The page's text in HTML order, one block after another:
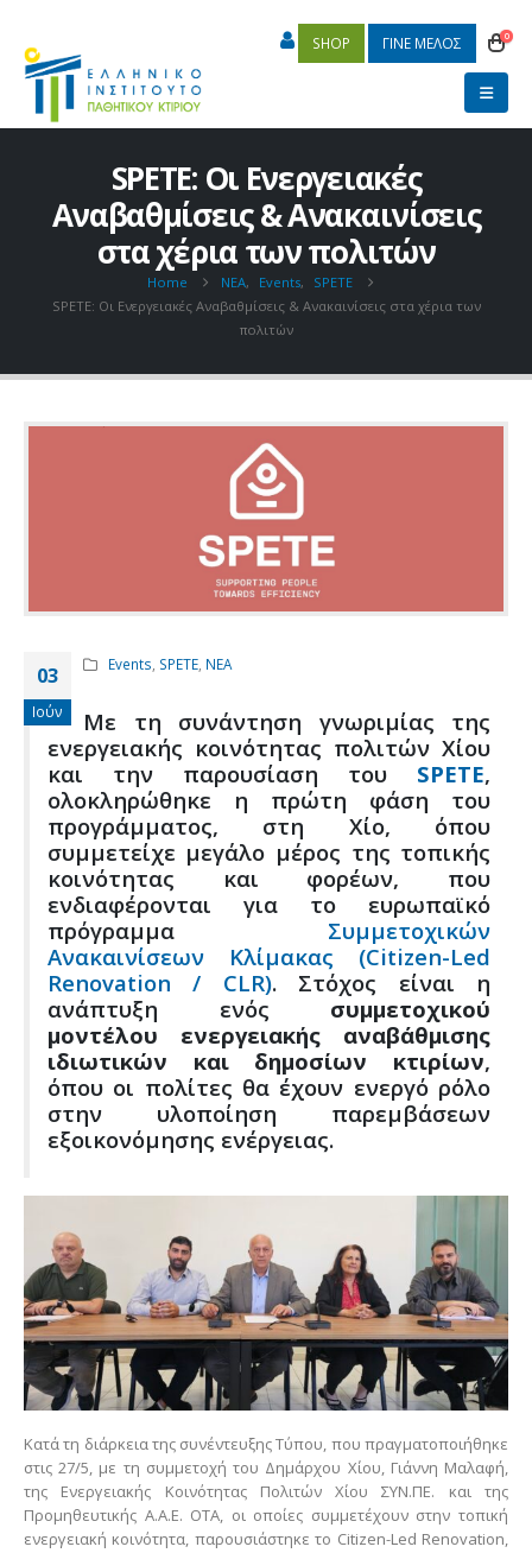
SHOP ΓΙΝΕ ΜΕΛΟΣ 0
SPETE: Οι Ενεργειακές
Αναβαθμίσεις & Ανακαινίσεις
στα χέρια των πολιτών
Home ΝΕΑ, Events,
SPETE
SPETE: Οι Ενεργειακές Αναβαθμίσεις & Ανακαινίσεις στα χέρια των
πολιτών
03
Ιούν
Events SPETE, ΝΕΑ
Με τη συνάντηση γνωριμίας της
ενεργειακής κοινότητας πολιτών Χίου
και την παρουσίαση του SPETE,
ολοκληρώθηκε η πρώτη φάση του
προγράμματος, στη Χίο, όπου
συμμετείχε μεγάλο μέρος της τοπικής
κοινότητας και φορέων, που
ενδιαφέρονται για το ευρωπαϊκό
πρόγραμμα Συμμετοχικών
Ανακαινίσεων Κλίμακας (Citizen-Led
Renovation / CLR). Στόχος είναι η
ανάπτυξη ενός συμμετοχικού
μοντέλου ενεργειακής αναβάθμισης
ιδιωτικών και δημοσίων κτιρίων,
όπου οι πολίτες θα έχουν ενεργό ρόλο
στην υλοποίηση παρεμβάσεων
εξοικονόμησης ενέργειας.
Κατά τη διάρκεια της συνέντευξης Τύπου, που πραγματοποιήθηκε
στις 27/5, με τη συμμετοχή του Δημάρχου Χίου, Γιάννη Μαλαφή,
της Ενεργειακής Κοινότητας Πολιτών Χίου ΣΥΝ.ΠΕ. και της
Προμηθευτικής Α.Α.Ε. ΟΤΑ, οι οποίες συμμετέχουν στην τοπική
ενεργειακή κοινότητα, παρουσιάστηκε το Citizen-Led Renovation,